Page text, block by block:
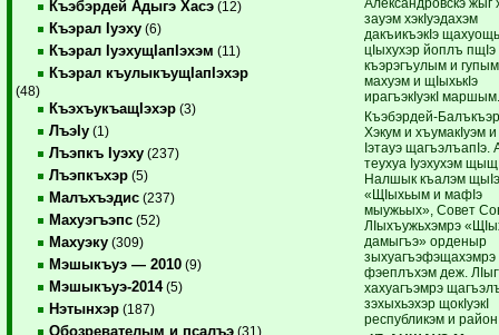
Къэбэрдей Адыгэ Хасэ (12)
Къэрал Iуэху (6)
Къэрал IуэхущIапIэхэм (11)
Къэрал къулыкъущIапIэхэр
(48)
КъэхъукъащIэхэр (3)
ЛъэIу (1)
Лъэпкъ Iуэху (237)
Лъэпкъхэр (5)
Малъхъэдис (237)
Махуэгъэпс (52)
Махуэку (309)
Мэшыкъуэ — 2010 (9)
Мэшыкъуэ-2014(5)
Нэтынхэр (187)
Обозревателым и псалъэ (31)
зауэм хэкIуэдахэм
дакъикъэкIэ
цIыхухэр йоплъ пщIэ
къэрэгъулым и
махуэм и щIыхькIэ
ирагъэкIуэкI
Къэбэрдей-
Хэкум и хъумакIуэм
Iэтауэ щагъэлъапIэ.
теухуа Iуэхухэм
Налшык къалэм
«ЩIыхьым и мафIэ
мыужьых», Совет
ЛIыхъужьхэмрэ
дамыгъэ» орденыр
зыхуагъэфэщахэмрэ
фэеплъхэм деж.
хахуагъэмрэ
зэхыхьэхэр щокIуэкI
республикэм и